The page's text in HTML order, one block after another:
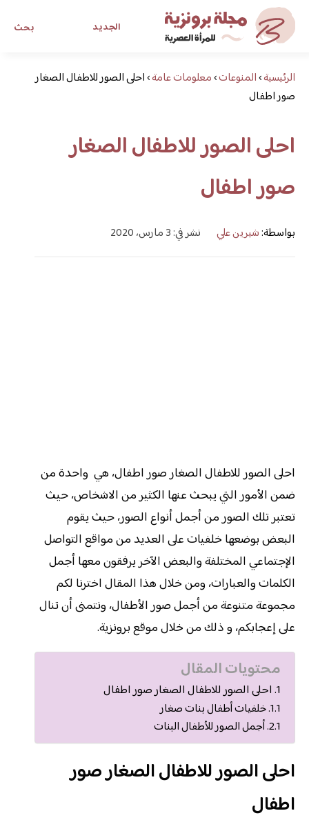
بحث الجديد
مجلة برونزية للفتاة العصريةالرئيسية›المنوعات›معلومات عامة›احلى الصور للاطفال الصغار
صور اطفال
احلى الصور للاطفال الصغار
صور اطفال
بواسطة:شيرين علي نشر في: 3 مارس، 2020
احلى الصور للاطفال الصغار صور اطفال، هي واحدة من
ضمن الأمور التي يبحث عنها الكثير من الاشخاص، حيث
تعتبر تلك الصور من أجمل أنواع الصور، حيث يقوم
البعض بوضعها خلفيات على العديد من مواقع التواصل
الإجتماعي المختلفة والبعض الآخر يرفقون معها أجمل
الكلمات والعبارات، ومن خلال هذا المقال اخترنا لكم
مجموعة متنوعة من أجمل صور الأطفال، ونتمنى أن تنال
على إعجابكم، و ذلك من خلال موقع برونزية.
محتويات المقال
احلى الصور للاطفال الصغار صور اطفال
خلفيات أطفال بنات صغار
أجمل الصور للأطفال البنات
احلى الصور للاطفال الصغار صور
اطفال